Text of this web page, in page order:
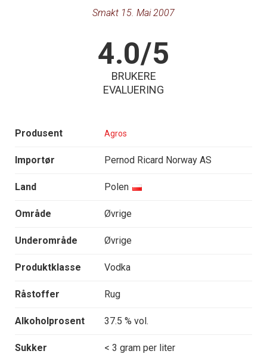
Smakt 15. Mai 2007
4.0/5
BRUKERE
EVALUERING
Produsent Agros
Importør Pernod Ricard Norway AS
Land Polen
Område Øvrige
Underområde Øvrige
Produktklasse Vodka
Råstoffer Rug
Alkoholprosent 37.5 % vol.
Sukker < 3 gram per liter